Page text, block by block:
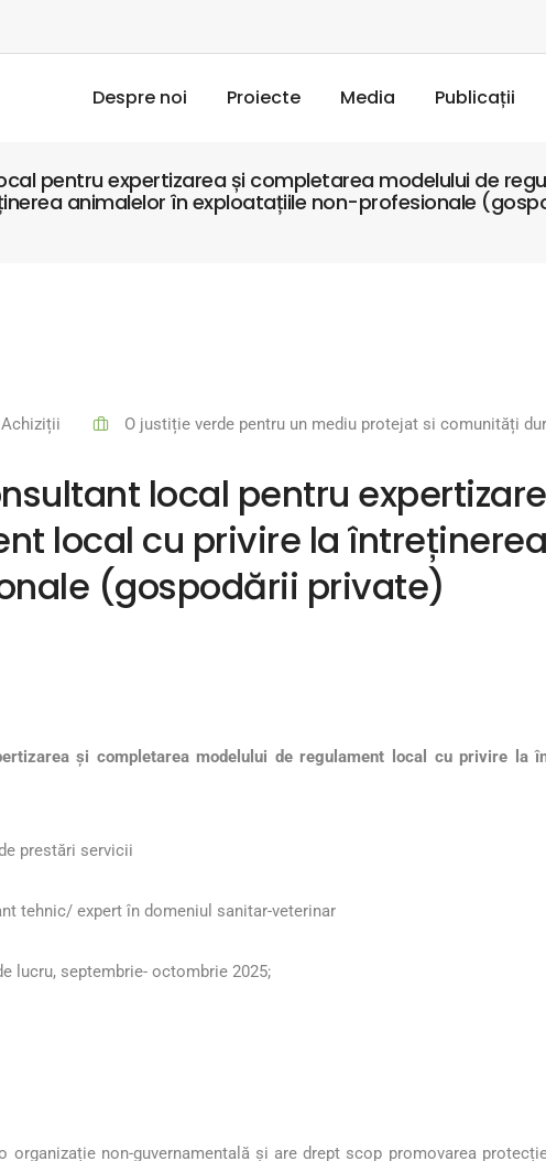
Despre noi Proiecte Media Publicații
pentru expertizarea și completarea modelului de
animalelor în exploatațiile non-profesionale
Achiziții O justiție verde pentru un mediu protejat si comunități
local pentru
local cu privire la
(gospodării private)
și completarea modelului de regulament local
cu privire la
prestări servicii
tehnic/ expert în domeniul sanitar-veterinar
lucru, septembrie- octombrie 2025;
organizație non-guvernamentală și are drept scop promovarea